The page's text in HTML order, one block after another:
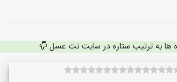
ها به ترتیب ستاره در سایت نت عسل